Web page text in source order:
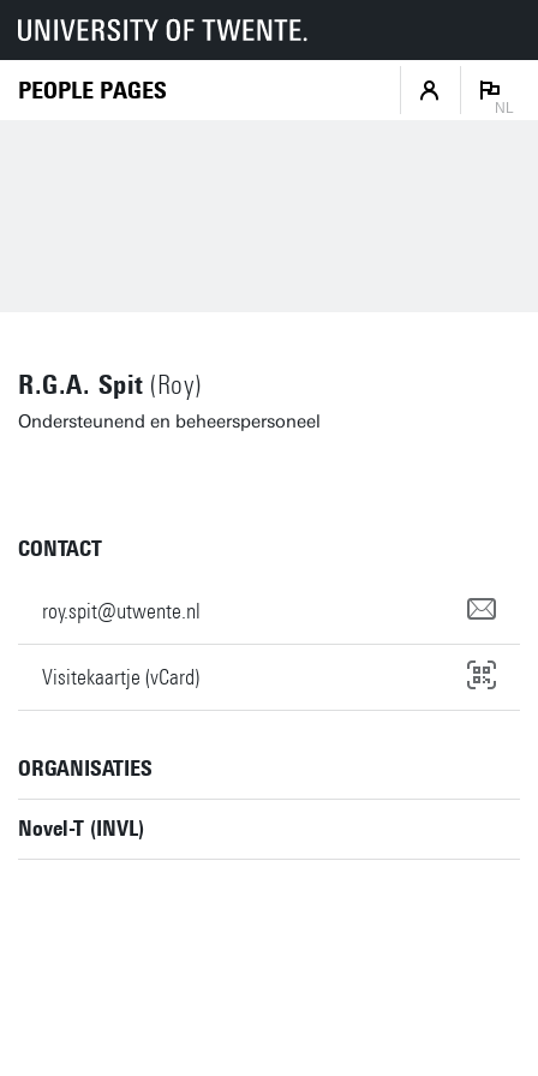
PEOPLE PAGES
NL
R.G.A. Spit (Roy)
Ondersteunend en beheerspersoneel
CONTACT
roy.spit@utwente.nl
Visitekaartje (vCard)
ORGANISATIES
Novel-T (INVL)